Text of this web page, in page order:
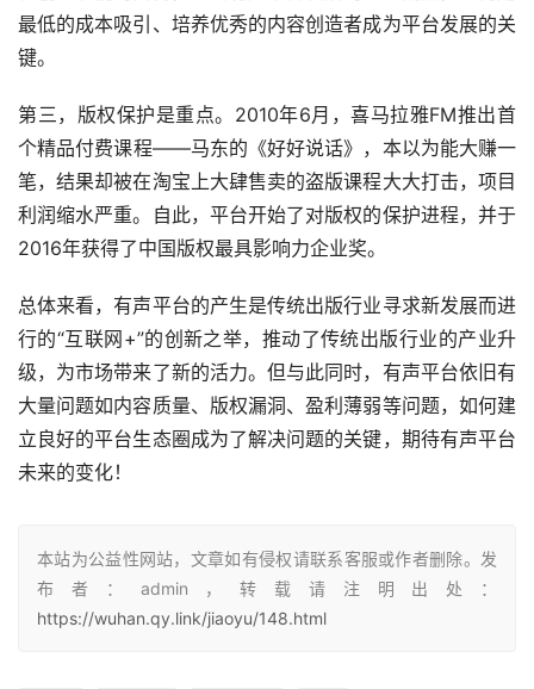
最低的成本吸引、培养优秀的内容创造者成为平台发展的关
键。
第三，版权保护是重点。2010年6月，喜马拉雅FM推出首
个精品付费课程——马东的《好好说话》，本以为能大赚一
笔，结果却被在淘宝上大肆售卖的盗版课程大大打击，项目
利润缩水严重。自此，平台开始了对版权的保护进程，并于
2016年获得了中国版权最具影响力企业奖。
总体来看，有声平台的产生是传统出版行业寻求新发展而进
行的“互联网+”的创新之举，推动了传统出版行业的产业升
级，为市场带来了新的活力。但与此同时，有声平台依旧有
大量问题如内容质量、版权漏洞、盈利薄弱等问题，如何建
立良好的平台生态圈成为了解决问题的关键，期待有声平台
未来的变化！
本站为公益性网站，文章如有侵权请联系客服或作者删除。发
布者：admin，转载请注明出处：
https://wuhan.qy.link/jiaoyu/148.html